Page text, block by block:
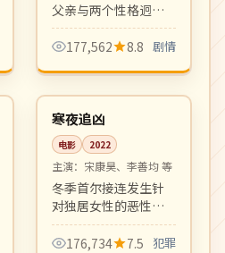
父亲与两个性格迥异
女儿的七年家庭日
常。平静叙述中藏着
日影的代表作。
177,562 8.8 剧情
韩国
院线 99:33
寒夜追凶
电影 2022
主演： 宋康昊、李善均 等
冬季首尔接连发生针
对独居女性的恶性案
件，老刑警与新人女
搜查官在零下二十度
176,734 7.5 犯罪